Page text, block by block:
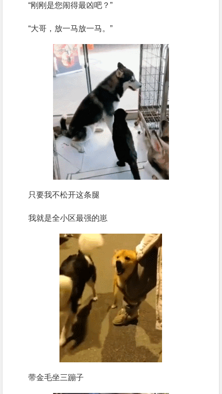
“刚刚是您闹得最凶吧？”
“大哥，放一马放一马。”
只要我不松开这条腿
我就是全小区最强的崽
带金毛坐三蹦子